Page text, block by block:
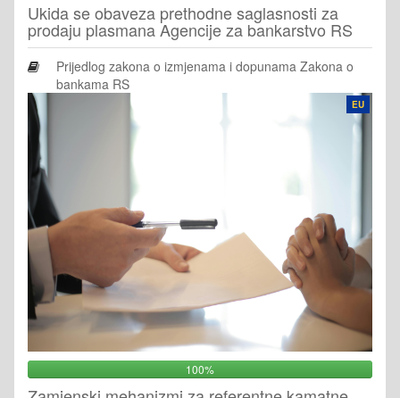
Ukida se obaveza prethodne saglasnosti za
prodaju plasmana Agencije za bankarstvo RS
Prijedlog zakona o izmjenama i dopunama Zakona o
bankama RS
EU
100%